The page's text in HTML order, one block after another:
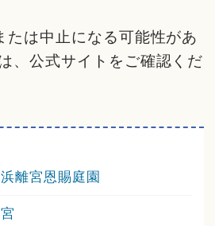
たは中止になる可能性があ
、公式サイトをご確認くだ
離宮恩賜庭園